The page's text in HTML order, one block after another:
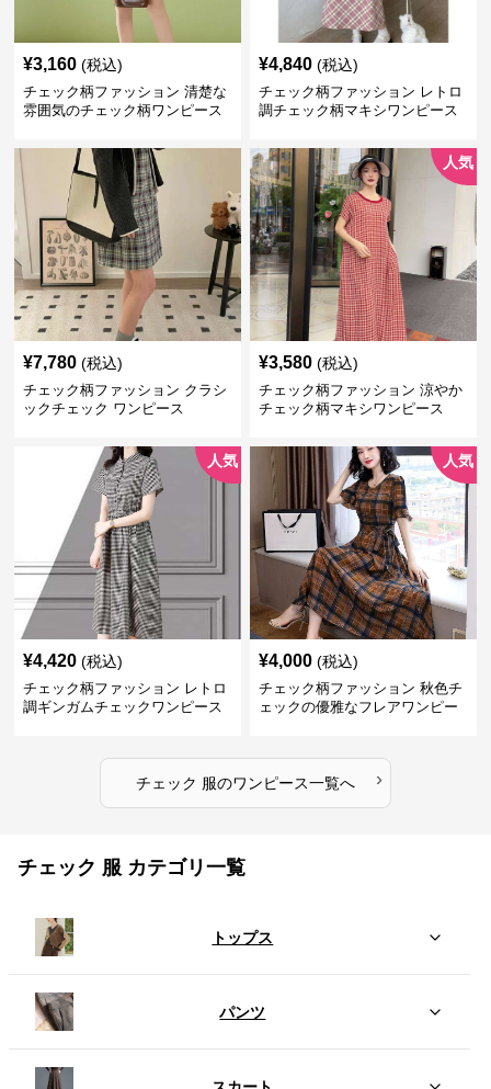
¥3,160 (税込)
チェック柄ファッション 清楚な
雰囲気のチェック柄ワンピース
¥4,840 (税込)
チェック柄ファッション レトロ
調チェック柄マキシワンピース
¥7,780 (税込)
チェック柄ファッション クラシ
ックチェック ワンピース
人気
¥3,580 (税込)
チェック柄ファッション 涼やか
チェック柄マキシワンピース
人気
¥4,420 (税込)
チェック柄ファッション レトロ
調ギンガムチェックワンピース
人気
¥4,000 (税込)
チェック柄ファッション 秋色チ
ェックの優雅なフレアワンピー
チェック 服のワンピース一覧へ ›
チェック 服 カテゴリ一覧
トップス
パンツ